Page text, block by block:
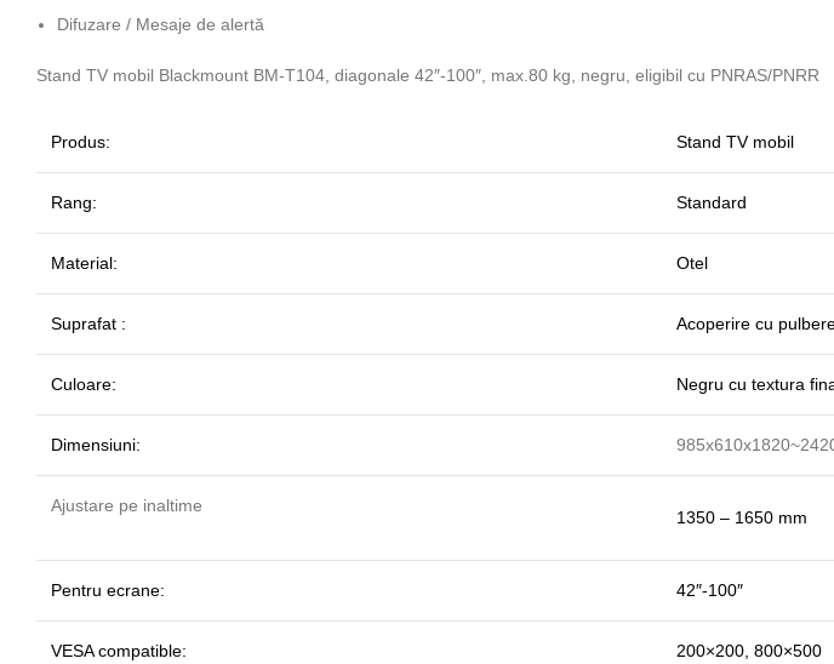
Difuzare / Mesaje de alertă
Stand TV mobil Blackmount BM-T104, diagonale 42″-100″, max.80 kg, negru, eligibil cu PNRAS/PNRR
Produs: Stand TV mobil
Rang: Standard
Material: Otel
Suprafat : Acoperire cu
Culoare: Negru cu textura
Dimensiuni:
Ajustare pe inaltime
1350 – 1650 mm
Pentru ecrane: 42″-100″
VESA compatible: 200×200, 800×500